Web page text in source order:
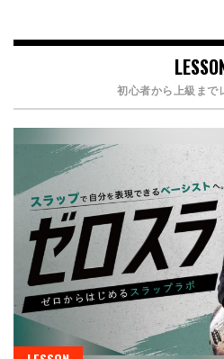
初心者から上級まで